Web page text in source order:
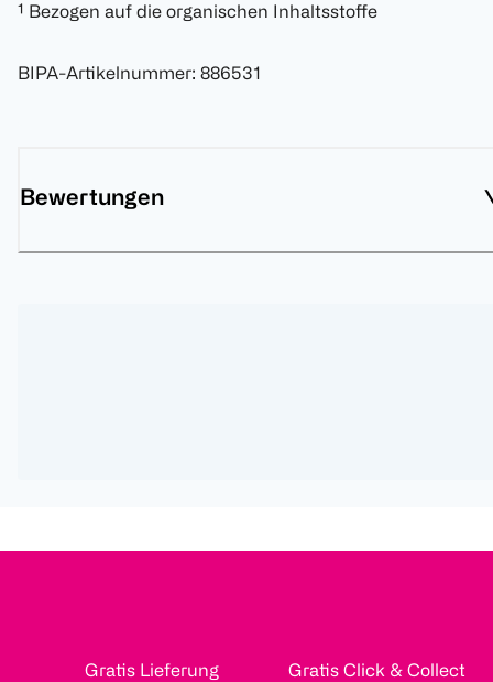
¹ Bezogen auf die organischen Inhaltsstoffe
BIPA-Artikelnummer: 886531
Bewertungen
Gratis Lieferung
Gratis Click & Collect